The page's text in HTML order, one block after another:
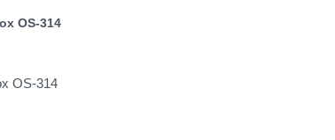
OS-314
OS-314